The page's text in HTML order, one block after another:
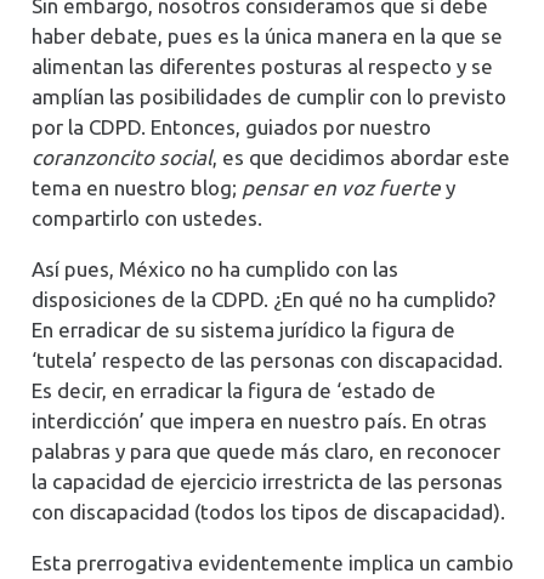
Sin embargo, nosotros consideramos que sí debe
haber debate, pues es la única manera en la que se
alimentan las diferentes posturas al respecto y se
amplían las posibilidades de cumplir con lo previsto
por la CDPD. Entonces, guiados por nuestro
coranzoncito social, es que decidimos abordar este
tema en nuestro blog; pensar en voz fuerte y
compartirlo con ustedes.
Así pues, México no ha cumplido con las
disposiciones de la CDPD. ¿En qué no ha cumplido?
En erradicar de su sistema jurídico la figura de
‘tutela’ respecto de las personas con discapacidad.
Es decir, en erradicar la figura de ‘estado de
interdicción’ que impera en nuestro país. En otras
palabras y para que quede más claro, en reconocer
la capacidad de ejercicio irrestricta de las personas
con discapacidad (todos los tipos de discapacidad).
Esta prerrogativa evidentemente implica un cambio